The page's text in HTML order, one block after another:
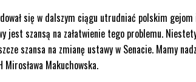
się w dalszym ciągu utrudniać polskim
jest szansą na załatwienie tego problemu.
szansa na zmianę ustawy w Senacie. Mamy
Makuchowska.